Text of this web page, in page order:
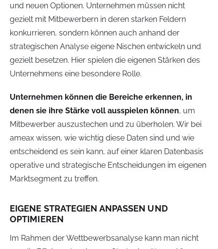
und neuen Optionen. Unternehmen müssen nicht
gezielt mit Mitbewerbern in deren starken Feldern
konkurrieren, sondern können auch anhand der
strategischen Analyse eigene Nischen entwickeln und
gezielt besetzen. Hier spielen die eigenen Stärken des
Unternehmens eine besondere Rolle.
Unternehmen können die Bereiche erkennen, in
denen sie ihre Stärke voll ausspielen können, um
Mitbewerber auszustechen und zu überholen. Wir bei
ameax wissen, wie wichtig diese Daten sind und wie
entscheidend es sein kann, auf einer klaren Datenbasis
operative und strategische Entscheidungen im eigenen
Marktsegment zu treffen.
EIGENE STRATEGIEN ANPASSEN UND
OPTIMIEREN
Im Rahmen der Wettbewerbsanalyse kann man nicht